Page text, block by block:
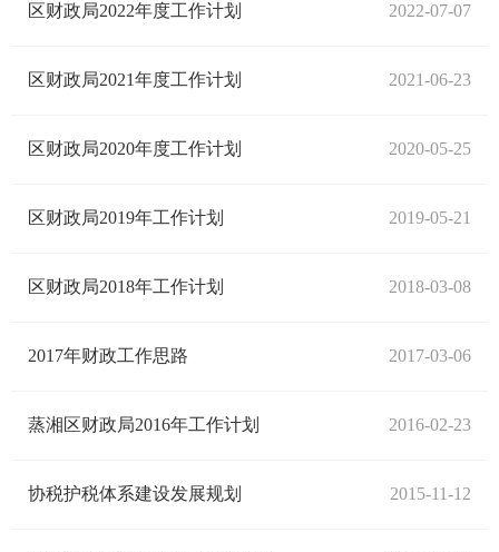
区财政局2022年度工作计划 2022-07-07
区财政局2021年度工作计划 2021-06-23
区财政局2020年度工作计划 2020-05-25
区财政局2019年工作计划 2019-05-21
区财政局2018年工作计划 2018-03-08
2017年财政工作思路 2017-03-06
蒸湘区财政局2016年工作计划 2016-02-23
协税护税体系建设发展规划 2015-11-12